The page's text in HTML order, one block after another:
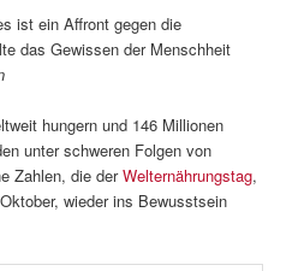
ist ein Affront gegen die
das Gewissen der Menschheit
hungern und 146 Millionen
unter schweren Folgen von
Zahlen, die derWelternährungstag,
wieder ins Bewusstsein